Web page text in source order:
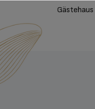
Gästehaus